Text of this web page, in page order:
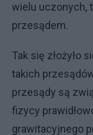
wielu uczonych,
przesądem.
Tak się złożyło
takich
przesądy są
fizycy
grawitacyjnego